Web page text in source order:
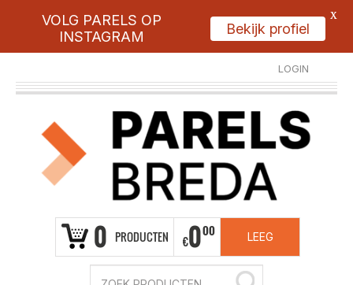
LOGIN
REGISTREER
0 PRODUCTEN €000 LEEG
VOLG PARELS OP
INSTAGRAM
Bekijk profiel
X